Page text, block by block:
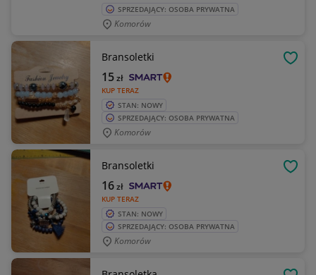
SPRZEDAJĄCY: OSOBA PRYWATNA
Komorów
Bransoletki
KUP TERAZ
15zł
STAN: NOWY
SPRZEDAJĄCY: OSOBA PRYWATNA
Komorów
Bransoletki
KUP TERAZ
16zł
STAN: NOWY
SPRZEDAJĄCY: OSOBA PRYWATNA
Komorów